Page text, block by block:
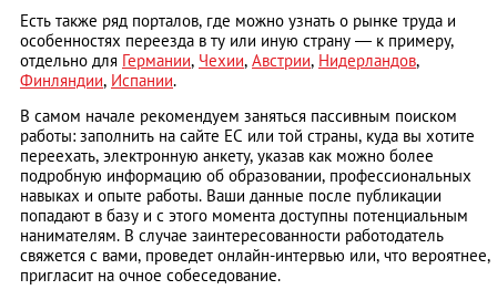
Есть также ряд порталов, где можно узнать о рынке труда и
особенностях переезда в ту или иную страну — к примеру,
отдельно для Германии, Чехии, Австрии, Нидерландов,
Финляндии, Испании.
В самом начале рекомендуем заняться пассивным поиском
работы: заполнить на сайте ЕС или той страны, куда вы хотите
переехать, электронную анкету, указав как можно более
подробную информацию об образовании, профессиональных
навыках и опыте работы. Ваши данные после публикации
попадают в базу и с этого момента доступны потенциальным
нанимателям. В случае заинтересованности работодатель
свяжется с вами, проведет онлайн-интервью или, что вероятнее,
пригласит на очное собеседование.